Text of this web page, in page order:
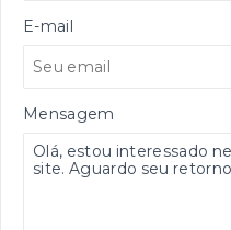
E-mail
Mensagem